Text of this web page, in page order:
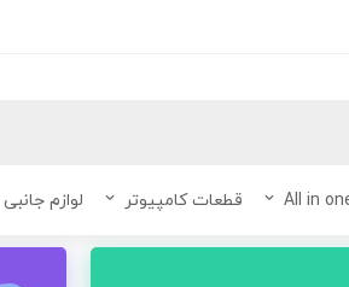
قطعات کامپیوتر لوازم جانبی